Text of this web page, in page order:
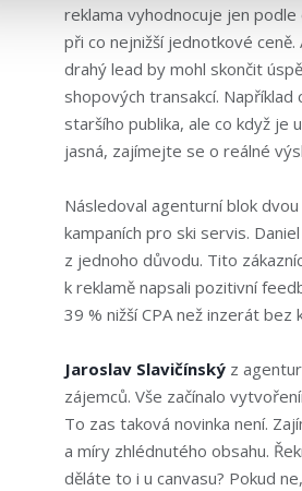
reklama vyhodnocuje jen
při co nejnižší jednotkové
drahý lead by mohl skončit
shopových transakcí. Například
staršího publika, ale co když je
jasná, zajímejte se o reálné
Následoval agenturní blok dvou
kampaních pro ski servis.
z jednoho důvodu. Tito
k reklamě napsali pozitivní
39 % nižší CPA než inzerát bez
Jaroslav Slavičínský z
zájemců. Vše začínalo
To zas taková novinka není.
a míry zhlédnutého obsahu.
děláte to i u canvasu? Pokud